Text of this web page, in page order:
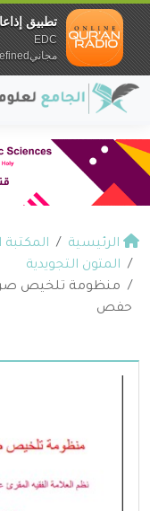
الرئيسية المكتبة
المتون التجويدية
ﻣﻨﻈﻮﻣﺔ ﺗﻠﺨﻴﺺ
حفص
تطبيق
EDC
مجانيundefined